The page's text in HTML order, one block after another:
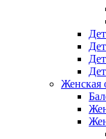
Женская